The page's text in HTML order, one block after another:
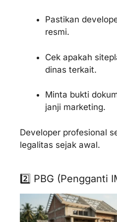
Pastikan
resmi.
Cek apakah
dinas terkait.
Minta bukti
janji marketing.
Developer profesional
legalitas sejak awal.
2️⃣ PBG (Pengganti